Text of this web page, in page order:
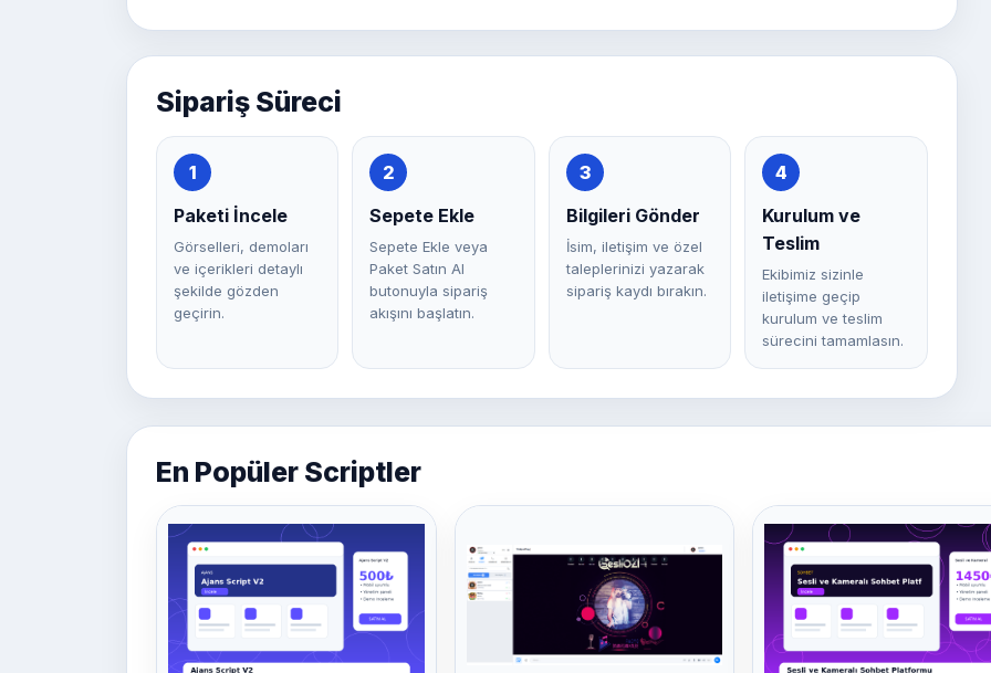
Sipariş Süreci
1
Paketi İncele
Görselleri, demoları
ve içerikleri detaylı
şekilde gözden
geçirin.
2
Sepete Ekle
Sepete Ekle veya
Paket Satın Al
butonuyla sipariş
akışını başlatın.
3
Bilgileri Gönder
İsim, iletişim ve özel
taleplerinizi yazarak
sipariş kaydı bırakın.
4
Kurulum ve
Teslim
Ekibimiz sizinle
iletişime geçip
kurulum ve teslim
sürecini tamamlasın.
En Popüler Scriptler